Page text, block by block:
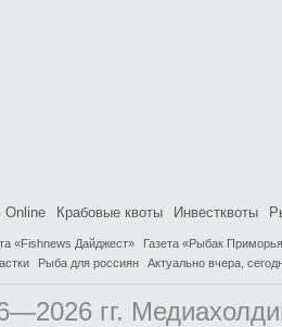
Online Крабовые квоты Инвестквоты
«Fishnews Дайджест»
Газета «Рыбак
Рыба для россиян Актуально вчера,
гг.